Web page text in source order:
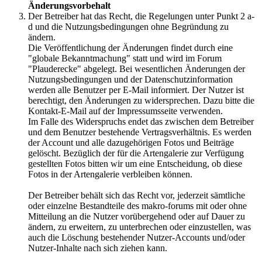
Änderungsvorbehalt
Der Betreiber hat das Recht, die Regelungen unter Punkt 2 a-
d und die Nutzungsbedingungen ohne Begründung zu
ändern.
Die Veröffentlichung der Änderungen findet durch eine
"globale Bekanntmachung" statt und wird im Forum
"Plauderecke" abgelegt. Bei wesentlichen Änderungen der
Nutzungsbedingungen und der Datenschutzinformation
werden alle Benutzer per E-Mail informiert. Der Nutzer ist
berechtigt, den Änderungen zu widersprechen. Dazu bitte die
Kontakt-E-Mail auf der Impressumsseite verwenden.
Im Falle des Widerspruchs endet das zwischen dem Betreiber
und dem Benutzer bestehende Vertragsverhältnis. Es werden
der Account und alle dazugehörigen Fotos und Beiträge
gelöscht. Bezüglich der für die Artengalerie zur Verfügung
gestellten Fotos bitten wir um eine Entscheidung, ob diese
Fotos in der Artengalerie verbleiben können.
Der Betreiber behält sich das Recht vor, jederzeit sämtliche
oder einzelne Bestandteile des makro-forums mit oder ohne
Mitteilung an die Nutzer vorübergehend oder auf Dauer zu
ändern, zu erweitern, zu unterbrechen oder einzustellen, was
auch die Löschung bestehender Nutzer-Accounts und/oder
Nutzer-Inhalte nach sich ziehen kann.